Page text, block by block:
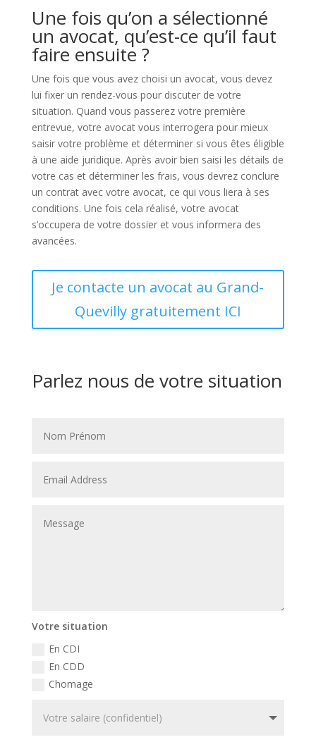
Une fois qu’on a sélectionné
un avocat, qu’est-ce qu’il faut
faire ensuite ?
Une fois que vous avez choisi un avocat, vous devez
lui fixer un rendez-vous pour discuter de votre
situation. Quand vous passerez votre première
entrevue, votre avocat vous interrogera pour mieux
saisir votre problème et déterminer si vous êtes éligible
à une aide juridique. Après avoir bien saisi les détails de
votre cas et déterminer les frais, vous devrez conclure
un contrat avec votre avocat, ce qui vous liera à ses
conditions. Une fois cela réalisé, votre avocat
s’occupera de votre dossier et vous informera des
avancées.
Je contacte un avocat au Grand-
Quevilly gratuitement ICI
Parlez nous de votre situation
Votre situation
En CDI
En CDD
Chomage